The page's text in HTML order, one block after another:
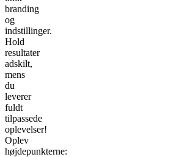
branding
og
indstillinger.
Hold
resultater
adskilt,
mens
du
leverer
fuldt
tilpassede
oplevelser!
Oplev
højdepunkterne: